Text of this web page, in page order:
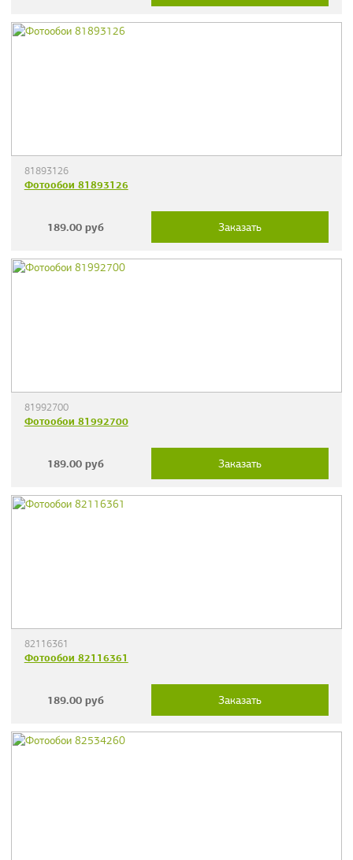
81893126
Фотообои 81893126
189.00 руб Заказать
81992700
Фотообои 81992700
189.00 руб Заказать
82116361
Фотообои 82116361
189.00 руб Заказать